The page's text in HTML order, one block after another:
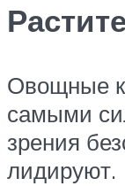
Овощные
самыми
зрения
лидируют.